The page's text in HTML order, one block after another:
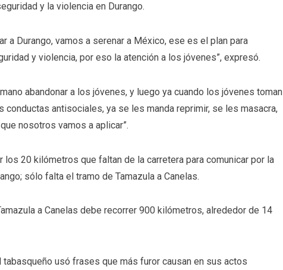
y la violencia en Durango.
a Durango, vamos a serenar a México, ese es el plan para
y violencia, por eso la atención a los jóvenes”, expresó.
abandonar a los jóvenes, y luego ya cuando los jóvenes toman
conductas antisociales, ya se les manda reprimir, se les masacra,
nosotros vamos a aplicar”.
los 20 kilómetros que faltan de la carretera para comunicar por la
sólo falta el tramo de Tamazula a Canelas.
a Canelas debe recorrer 900 kilómetros, alrededor de 14
usó frases que más furor causan en sus actos